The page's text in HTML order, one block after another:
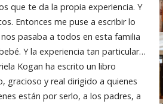
que te da la propia experiencia. Y
Entonces me puse a escribir lo
pasaba a todos en esta familia
Y la experiencia tan particular…
Kogan ha escrito un libro
gracioso y real dirigido a quienes
están por serlo, a los padres, a